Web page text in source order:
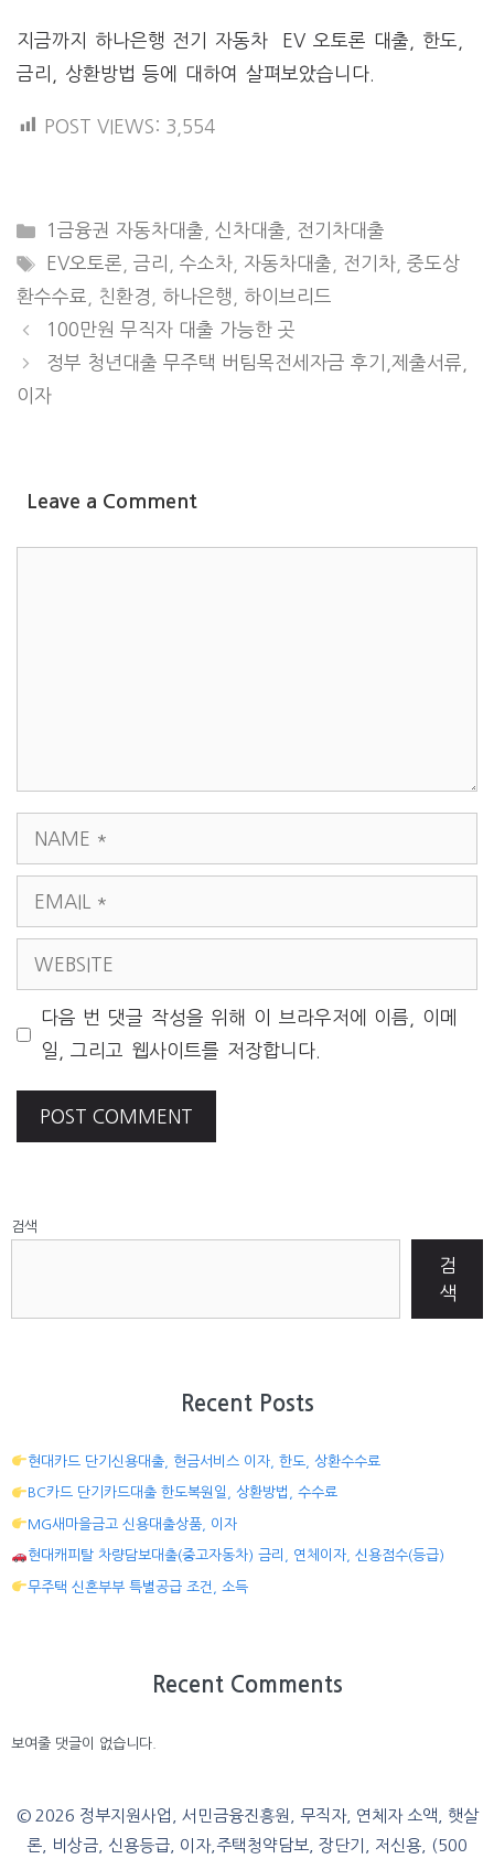
지금까지 하나은행 전기 자동차 EV 오토론 대출, 한도,
금리, 상환방법 등에 대하여 살펴보았습니다.
POST VIEWS: 3,554
CATEGORIES
1금융권 자동차대출 ,신차대출
전기차대출
TAGS
EV오토론 ,금리 ,수소차 자동차대출 전기차 ,중도상
환수수료
친환경 하나은행
하이브리드
100만원 무직자 대출 가능한 곳
정부 청년대출 무주택 버팀목전세자금 후기,제출서류,
이자
Leave a Comment
NAME
EMAIL
WEBSITE
다음 번 댓글 작성을 위해 이 브라우저에 이름, 이메
일, 그리고 웹사이트를 저장합니다.
검색
검
색
Recent Posts
현대카드 단기신용대출, 현금서비스 이자, 한도, 상환수수료
BC카드 단기카드대출 한도복원일, 상환방법, 수수료
MG새마을금고 신용대출상품, 이자
현대캐피탈 차량담보대출(중고자동차) 금리, 연체이자, 신용점수(등급)
무주택 신혼부부 특별공급 조건, 소득
Recent Comments
보여줄 댓글이 없습니다.
© 2026 정부지원사업, 서민금융진흥원, 무직자, 연체자 소액, 햇살
론, 비상금, 신용등급, 이자,주택청약담보, 장단기, 저신용, (500